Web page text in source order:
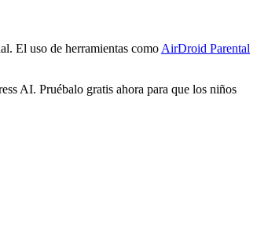
El uso de herramientas como AirDroid Parental
AI. Pruébalo gratis ahora para que los niños